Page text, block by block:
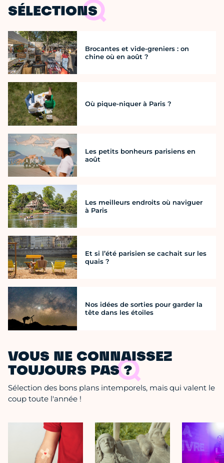
SÉLECTIONS
Brocantes et vide-greniers : on
chine où en août ?
Où pique-niquer à Paris ?
Les petits bonheurs parisiens en
août
Les meilleurs endroits où naviguer
à Paris
Et si l’été parisien se cachait sur les
quais ?
Nos idées de sorties pour garder la
tête dans les étoiles
VOUS NE CONNAISSEZ
TOUJOURS PAS ?
Sélection des bons plans intemporels, mais qui valent le
coup toute l'année !